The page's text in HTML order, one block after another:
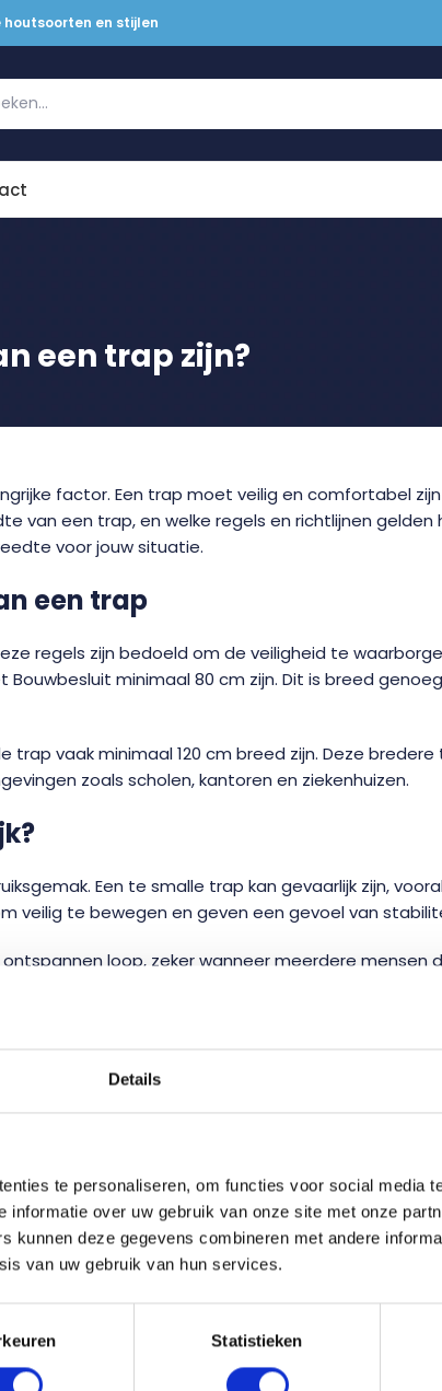
Details
te personaliseren, om functies voor social media
informatie over uw gebruik van onze site met onze
kunnen deze gegevens combineren met andere
van uw gebruik van hun services.
Statistieken
en stijlen
een trap zijn?
factor. Een trap moet veilig en comfortabel
van een trap, en welke regels en richtlijnen
voor jouw situatie.
een trap
regels zijn bedoeld om de veiligheid te
minimaal 80 cm zijn. Dit is breed
vaak minimaal 120 cm breed zijn. Deze
zoals scholen, kantoren en ziekenhuizen.
Een te smalle trap kan gevaarlijk zijn,
veilig te bewegen en geven een gevoel van
loop, zeker wanneer meerdere mensen
doorstroom van mensen te bevorderen en
je kunt overwegen. Naast de wettelijke eisen zijn
zijn om een brede trap te plaatsen. In deze
wilt of verwacht dat je later moeite krijgt met
grote spullen.
bredere trap kan een luxe uitstraling geven en